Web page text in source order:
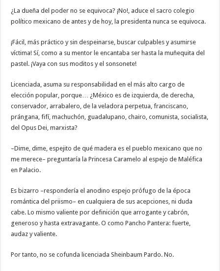
¿La dueña del poder no se equivoca? ¡No!, aduce el sacro colegio
político mexicano de antes y de hoy, la presidenta nunca se equivoca.
¡Fácil, más práctico y sin despeinarse, buscar culpables y asumirse
víctima! Sí, como a su mentor le encantaba ser hasta la muñequita del
pastel. ¡Vaya con sus moditos y el sonsonete!
Licenciada, asuma su responsabilidad en el más alto cargo de
elección popular, porque… ¿México es de izquierda, de derecha,
conservador, arrabalero, de la veladora perpetua, franciscano,
prángana, fifí, machuchón, guadalupano, chairo, comunista, socialista,
del Opus Dei, marxista?
–Dime, dime, espejito de qué madera es el pueblo mexicano que no
me merece– preguntaría la Princesa Caramelo al espejo de Maléfica
en Palacio.
Es bizarro –respondería el anodino espejo prófugo de la época
romántica del priismo– en cualquiera de sus acepciones, ni duda
cabe. Lo mismo valiente por definición que arrogante y cabrón,
generoso y hasta extravagante. O como Pancho Pantera: fuerte,
audaz y valiente.
Por tanto, no se cofunda licenciada Sheinbaum Pardo. No.